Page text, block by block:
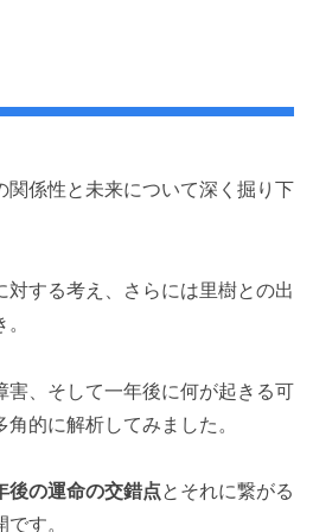
関係性と未来について深く掘り下
対する考え、さらには里樹との出
害、そして一年後に何が起きる可
的に解析してみました。
後の運命の交錯点とそれに繋がる
す。